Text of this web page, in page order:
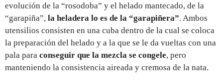
evolución de la “rosodoba” y el helado mantecado, de la
“garapiña”, la heladera lo es de la “garapiñera”. Ambos
utensilios consisten en una cuba dentro de la cual se coloca
la preparación del helado y a la que se le da vueltas con una
pala para conseguir que la mezcla se congele, pero
manteniendo la consistencia aireada y cremosa de la nata.